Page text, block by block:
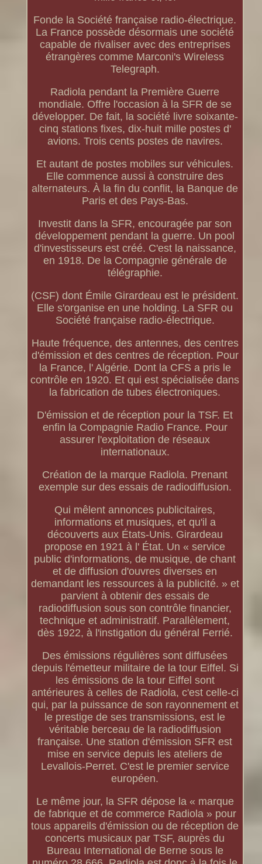
Fonde la Société française radio-électrique.
La France possède désormais une société
capable de rivaliser avec des entreprises
étrangères comme Marconi's Wireless
Telegraph.
Radiola pendant la Première Guerre
mondiale. Offre l'occasion à la SFR de se
développer. De fait, la société livre soixante-
cinq stations fixes, dix-huit mille postes d'
avions. Trois cents postes de navires.
Et autant de postes mobiles sur véhicules.
Elle commence aussi à construire des
alternateurs. À la fin du conflit, la Banque de
Paris et des Pays-Bas.
Investit dans la SFR, encouragée par son
développement pendant la guerre. Un pool
d'investisseurs est créé. C'est la naissance,
en 1918. De la Compagnie générale de
télégraphie.
(CSF) dont Émile Girardeau est le président.
Elle s'organise en une holding. La SFR ou
Société française radio-électrique.
Haute fréquence, des antennes, des centres
d'émission et des centres de réception. Pour
la France, l' Algérie. Dont la CFS a pris le
contrôle en 1920. Et qui est spécialisée dans
la fabrication de tubes électroniques.
D'émission et de réception pour la TSF. Et
enfin la Compagnie Radio France. Pour
assurer l'exploitation de réseaux
internationaux.
Création de la marque Radiola. Prenant
exemple sur des essais de radiodiffusion.
Qui mêlent annonces publicitaires,
informations et musiques, et qu'il a
découverts aux États-Unis. Girardeau
propose en 1921 à l' État. Un « service
public d'informations, de musique, de chant
et de diffusion d'ouvres diverses en
demandant les ressources à la publicité. » et
parvient à obtenir des essais de
radiodiffusion sous son contrôle financier,
technique et administratif. Parallèlement,
dès 1922, à l'instigation du général Ferrié.
Des émissions régulières sont diffusées
depuis l'émetteur militaire de la tour Eiffel. Si
les émissions de la tour Eiffel sont
antérieures à celles de Radiola, c'est celle-ci
qui, par la puissance de son rayonnement et
le prestige de ses transmissions, est le
véritable berceau de la radiodiffusion
française. Une station d'émission SFR est
mise en service depuis les ateliers de
Levallois-Perret. C'est le premier service
européen.
Le même jour, la SFR dépose la « marque
de fabrique et de commerce Radiola » pour
tous appareils d'émission ou de réception de
concerts musicaux par TSF, auprès du
Bureau International de Berne sous le